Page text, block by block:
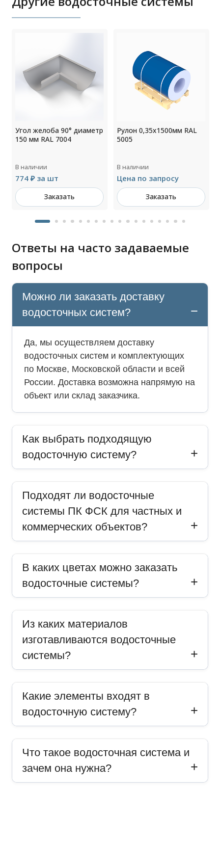
Угол желоба 90° диаметр
150 мм RAL 7004
В наличии
774 ₽ за шт
Заказать
Рулон 0,35x1500мм RAL
5005
В наличии
Цена по запросу
Заказать
Ответы на часто задаваемые
вопросы
Можно ли заказать доставку
водосточных систем?
Да, мы осуществляем доставку
водосточных систем и комплектующих
по Москве, Московской области и всей
России. Доставка возможна напрямую на
объект или склад заказчика.
Как выбрать подходящую
водосточную систему?
Подходят ли водосточные
системы ПК ФСК для частных и
коммерческих объектов?
В каких цветах можно заказать
водосточные системы?
Из каких материалов
изготавливаются водосточные
системы?
Какие элементы входят в
водосточную систему?
Что такое водосточная система и
зачем она нужна?